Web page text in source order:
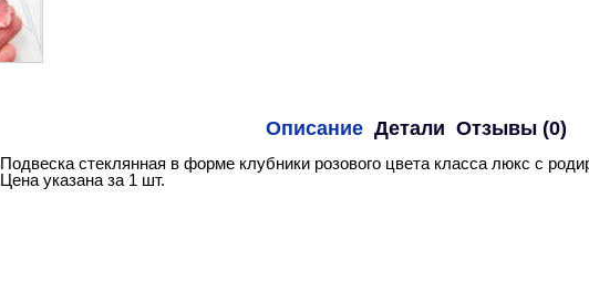
Описание Детали Отзывы (0)
Подвеска стеклянная в форме клубники розового цвета класса люкс с
Цена указана за 1 шт.